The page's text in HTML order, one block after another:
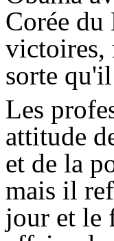
Corée
victoires,
sorte
Les
attitude
et de la
mais il
jour et le